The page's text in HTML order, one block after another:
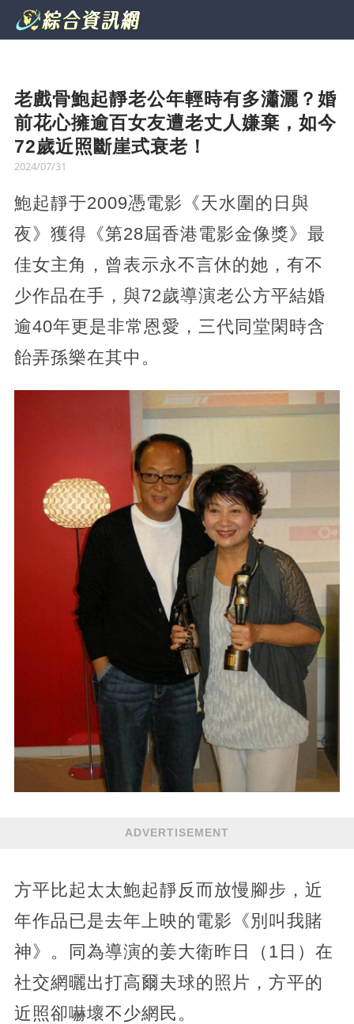
老戲骨鮑起靜老公年輕時有多瀟灑？婚
前花心擁逾百女友遭老丈人嫌棄，如今
72歲近照斷崖式衰老！
2024/07/31
鮑起靜于2009憑電影《天水圍的日與
夜》獲得《第28屆香港電影金像獎》最
佳女主角，曾表示永不言休的她，有不
少作品在手，與72歲導演老公方平結婚
逾40年更是非常恩愛，三代同堂閑時含
飴弄孫樂在其中。
ADVERTISEMENT
方平比起太太鮑起靜反而放慢腳步，近
年作品已是去年上映的電影《別叫我賭
神》。同為導演的姜大衛昨日（1日）在
社交網曬出打高爾夫球的照片，方平的
近照卻嚇壞不少網民。